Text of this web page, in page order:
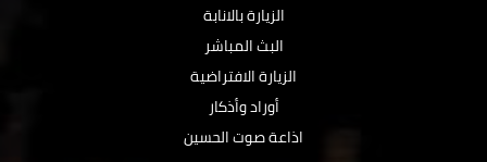
الزيارة بالانابة
البث المباشر
الزيارة الافتراضية
أوراد وأذكار
اذاعة صوت الحسين